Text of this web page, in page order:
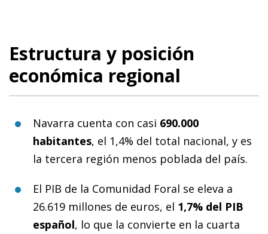
Estructura y posición
económica regional
Navarra cuenta con casi 690.000
habitantes, el 1,4% del total nacional, y es
la tercera región menos poblada del país.
El PIB de la Comunidad Foral se eleva a
26.619 millones de euros, el 1,7% del PIB
español, lo que la convierte en la cuarta